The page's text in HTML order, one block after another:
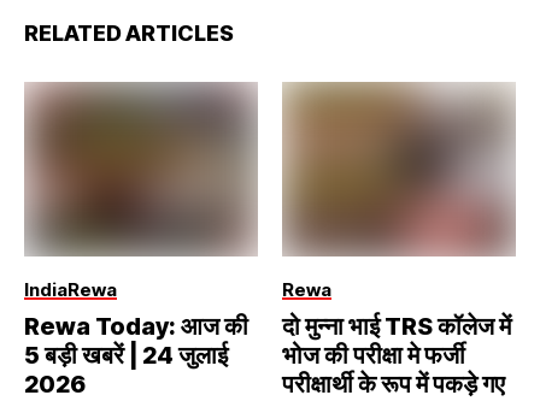
RELATED ARTICLES
IndiaRewa
Rewa Today: आज की
5 बड़ी खबरें | 24 जुलाई
2026
Rewa
दो मुन्ना भाई TRS कॉलेज में
भोज की परीक्षा मे फर्जी
परीक्षार्थी के रूप में पकड़े गए